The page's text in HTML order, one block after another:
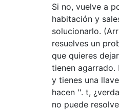
Si no, vuelve a
habitación y
solucionarlo.
resuelves un
que quieres
tienen agarrado.
y tienes una
hacen ''. t,
no puede